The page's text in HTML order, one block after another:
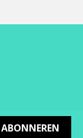
ABONNEREN